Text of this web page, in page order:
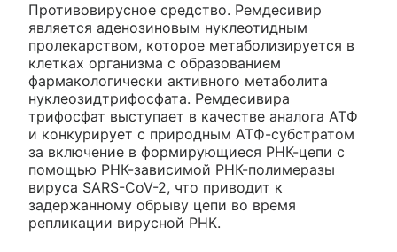
Противовирусное средство. Ремдесивир
является аденозиновым нуклеотидным
пролекарством, которое метаболизируется в
клетках организма с образованием
фармакологически активного метаболита
нуклеозидтрифосфата. Ремдесивира
трифосфат выступает в качестве аналога АТФ
и конкурирует с природным АТФ-субстратом
за включение в формирующиеся РНК-цепи с
помощью РНК-зависимой РНК-полимеразы
вируса SARS-CoV-2, что приводит к
задержанному обрыву цепи во время
репликации вирусной РНК.